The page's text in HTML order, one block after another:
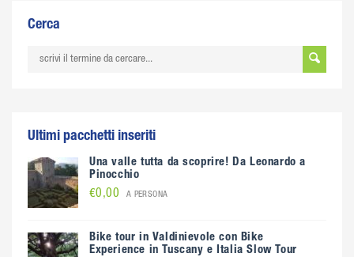
Cerca
Ultimi pacchetti inseriti
Una valle tutta da scoprire! Da Leonardo a
Pinocchio
€0,00 A PERSONA
Bike tour in Valdinievole con Bike
Experience in Tuscany e Italia Slow Tour